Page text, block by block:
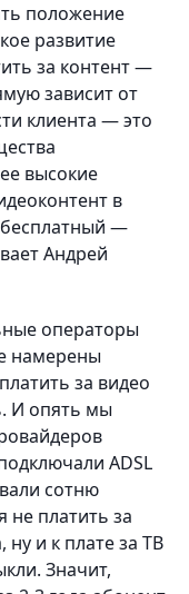
положение
развитие
за контент —
зависит от
клиента — это
высокие
в
—
Андрей
операторы
намерены
за видео
И опять мы
ADSL
сотню
не платить за
и к плате за ТВ
Значит,